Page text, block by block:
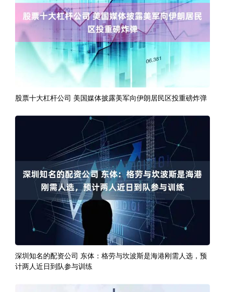
股票十大杠杆公司 美国媒体披露美军向伊朗居民区投重磅炸弹
深圳知名的配资公司 东体：格劳与坎波斯是海港刚需人选，预
计两人近日到队参与训练